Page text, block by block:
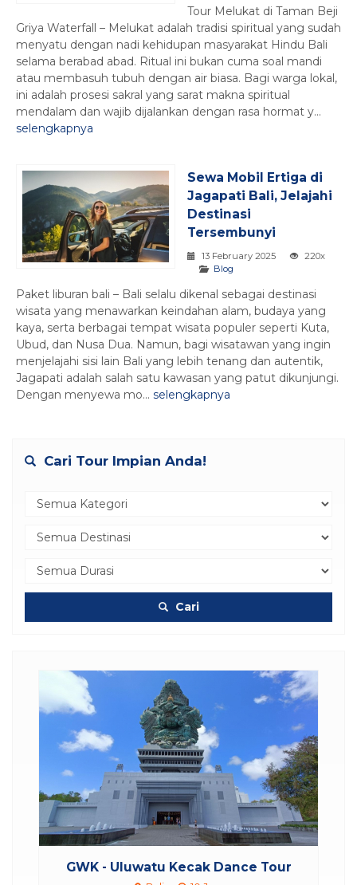
Tour Melukat di Taman Beji
Griya Waterfall – Melukat adalah tradisi spiritual yang sudah
menyatu dengan nadi kehidupan masyarakat Hindu Bali
selama berabad abad. Ritual ini bukan cuma soal mandi
atau membasuh tubuh dengan air biasa. Bagi warga lokal,
ini adalah prosesi sakral yang sarat makna spiritual
mendalam dan wajib dijalankan dengan rasa hormat y...
selengkapnya
Sewa Mobil Ertiga di
Jagapati Bali, Jelajahi
Destinasi
Tersembunyi
13 February 2025
220x
Blog
Paket liburan bali – Bali selalu dikenal sebagai destinasi
wisata yang menawarkan keindahan alam, budaya yang
kaya, serta berbagai tempat wisata populer seperti Kuta,
Ubud, dan Nusa Dua. Namun, bagi wisatawan yang ingin
menjelajahi sisi lain Bali yang lebih tenang dan autentik,
Jagapati adalah salah satu kawasan yang patut dikunjungi.
Dengan menyewa mo... selengkapnya
Cari Tour Impian Anda!
Cari
GWK - Uluwatu Kecak Dance Tour